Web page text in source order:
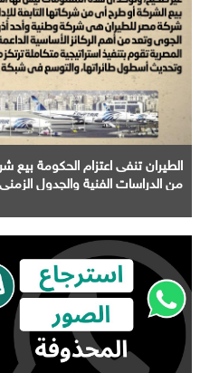
الطيران تنفى اعتزام الحكومة بيع
من الدراسات الفنية والجدول